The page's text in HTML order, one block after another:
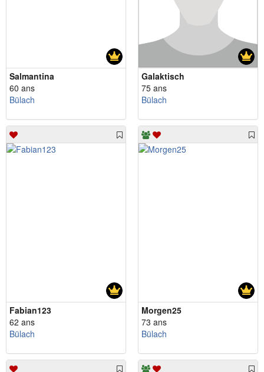
Salmantina
60 ans
Bülach
Galaktisch
75 ans
Bülach
Fabian123
62 ans
Bülach
Morgen25
73 ans
Bülach